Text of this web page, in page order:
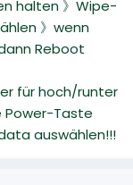
halten 》Wipe-
》wenn
Reboot
für hoch/runter
Power-Taste
auswählen!!!